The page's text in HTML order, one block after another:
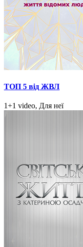
ТОП 5 від ЖВЛ
1+1 video, Для неї